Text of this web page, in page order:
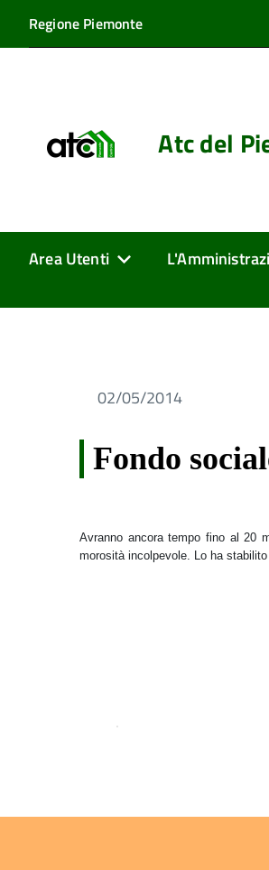
Regione Piemonte
Atc del
Area Utenti
02/05/2014
Fondo
Avranno ancora tempo fino al 20
morosità incolpevole. Lo ha
.